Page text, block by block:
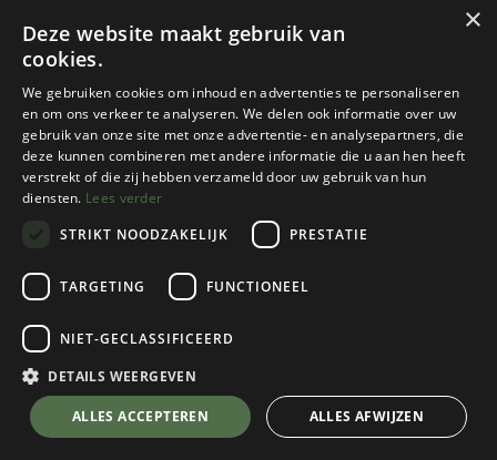
Ledlenser
P7R
1 color(s) available
€119,95
Ledlenser
×
Deze website maakt gebruik van
cookies.
We gebruiken cookies om inhoud en advertenties te personaliseren
en om ons verkeer te analyseren. We delen ook informatie over uw
gebruik van onze site met onze advertentie- en analysepartners, die
deze kunnen combineren met andere informatie die u aan hen heeft
verstrekt of die zij hebben verzameld door uw gebruik van hun
diensten. Lees verder
STRIKT NOODZAKELIJK
PRESTATIE
TARGETING FUNCTIONEEL
NIET-GECLASSIFICEERD
DETAILS WEERGEVEN
ALLES ACCEPTEREN ALLES AFWIJZEN